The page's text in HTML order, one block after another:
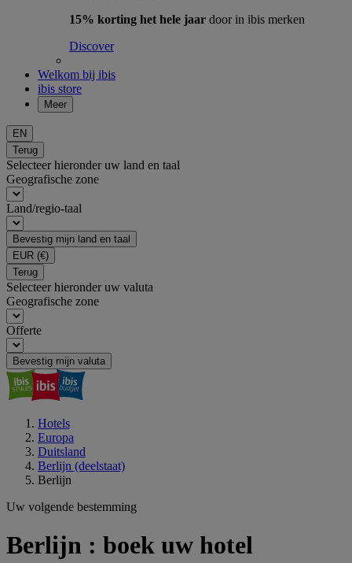
15% korting het hele jaar door in ibis merken
Discover
Welkom bij ibis
ibis store
Meer
EN
Terug
Selecteer hieronder uw land en taal
Geografische zone
Land/regio-taal
Bevestig mijn land en taal
EUR (€)
Terug
Selecteer hieronder uw valuta
Geografische zone
Offerte
Bevestig mijn valuta
Hotels
Europa
Duitsland
Berlijn (deelstaat)
Berlijn
Uw volgende bestemming
Berlijn : boek uw hotel